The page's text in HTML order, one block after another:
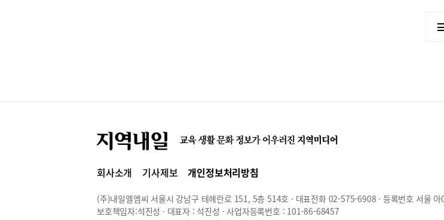
회사소개 기사제보 개인정보처리방침
(주)내일엘엠씨 서울시 강남구 테헤란로 151, 5층 514호 · 대표전화 02-575-6908 · 등록번호 서울
보호책임자:석진성 · 대표자 : 석진성 · 사업자등록번호 : 101-86-68457